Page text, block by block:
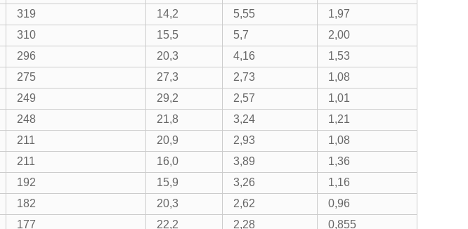
319 14,2 5,55
1,97
310 15,5 5,7
2,00
296 20,3 4,16
1,53
275 27,3 2,73
1,08
249 29,2 2,57
1,01
248 21,8 3,24
1,21
211 20,9 2,93
1,08
211 16,0 3,89
1,36
192 15,9 3,26
1,16
182 20,3 2,62
0,96
177 22,2 2,28 0,855